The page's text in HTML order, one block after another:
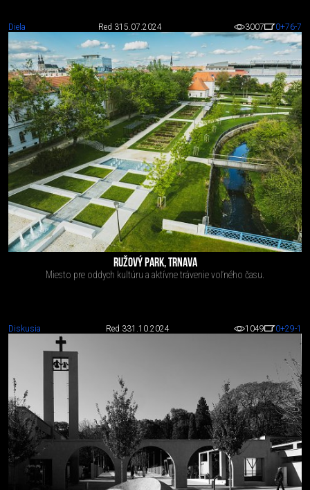
Diela Red 315.07.2024 3007 0+76-7
RUŽOVÝ PARK, TRNAVA
Miesto pre oddych kultúru a aktívne trávenie voľného času.
Diskusia Red 331.10.2024 1049 0+29-1